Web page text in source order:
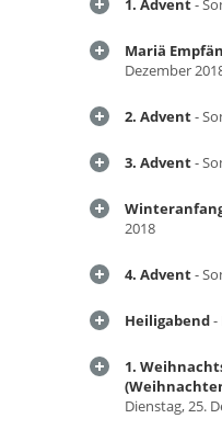
1. Advent-
Mariä
Dezember
2. Advent-
3. Advent-
2018
4. Advent-
Heiligabend-
1.
Dienstag, 25.